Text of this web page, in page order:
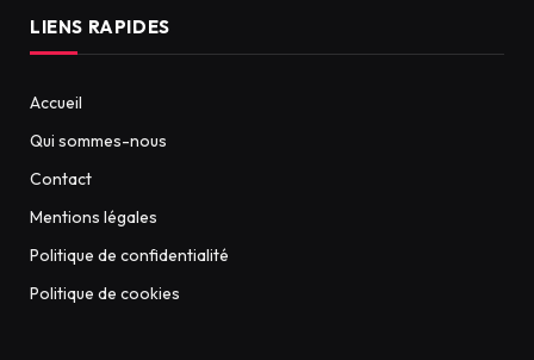
LIENS RAPIDES
Accueil
Qui sommes-nous
Contact
Mentions légales
Politique de confidentialité
Politique de cookies